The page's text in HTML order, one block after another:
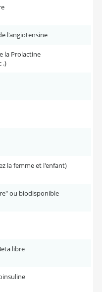
l'angiotensine
la Prolactine
.)
la femme et l'enfant)
ou biodisponible
libre